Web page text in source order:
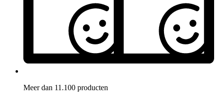
Meer dan 11.100 producten